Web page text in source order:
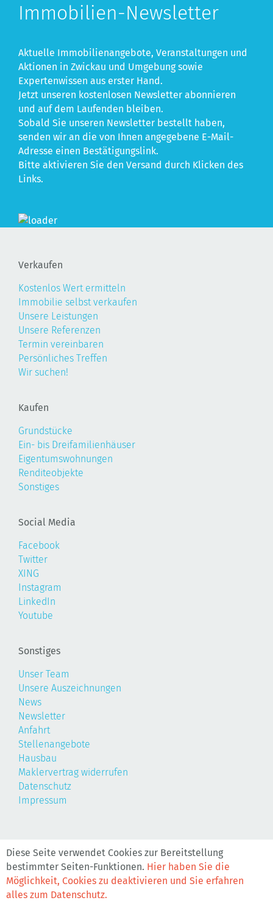
Diese Seite verwendet Cookies zur Bereitstellung
bestimmter Seiten-Funktionen. Hier haben Sie die
Möglichkeit, Cookies zu deaktivieren und Sie erfahren
alles zum Datenschutz.
Immobilien-Newsletter
Aktuelle Immobilienangebote, Veranstaltungen und
Aktionen in Zwickau und Umgebung sowie
Expertenwissen aus erster Hand.
Jetzt unseren kostenlosen Newsletter abonnieren
und auf dem Laufenden bleiben.
Sobald Sie unseren Newsletter bestellt haben,
senden wir an die von Ihnen angegebene E-Mail-
Adresse einen Bestätigungslink.
Bitte aktivieren Sie den Versand durch Klicken des
Links.
Verkaufen
Kostenlos Wert ermitteln
Immobilie selbst verkaufen
Unsere Leistungen
Unsere Referenzen
Termin vereinbaren
Persönliches Treffen
Wir suchen!
Kaufen
Grundstücke
Ein- bis Dreifamilienhäuser
Eigentumswohnungen
Renditeobjekte
Sonstiges
Social Media
Facebook
Twitter
XING
Instagram
LinkedIn
Youtube
Sonstiges
Unser Team
Unsere Auszeichnungen
News
Newsletter
Anfahrt
Stellenangebote
Hausbau
Maklervertrag widerrufen
Datenschutz
Impressum
©2026, Realis